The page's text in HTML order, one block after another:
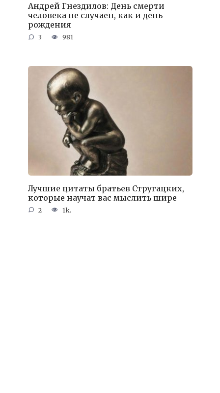
Андрей Гнездилов: День смерти
человека не случаен, как и день
рождения
3 981
Лучшие цитаты братьев Стругацких,
которые научат вас мыслить шире
2 1k.